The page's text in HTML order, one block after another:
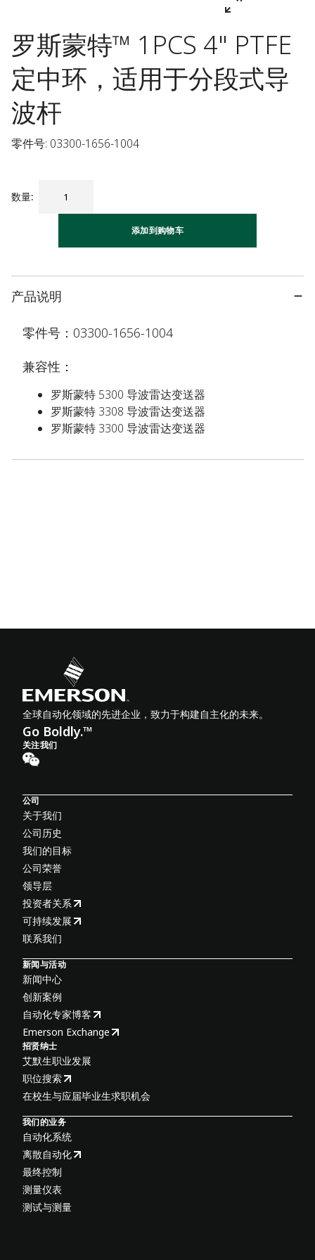
罗斯蒙特™ 1PCS 4" PTFE
定中环，适用于分段式导
波杆
零件号: 03300-1656-1004
数量:
添加到购物车
产品说明
零件号：03300-1656-1004
兼容性：
罗斯蒙特 5300 导波雷达变送器
罗斯蒙特 3308 导波雷达变送器
罗斯蒙特 3300 导波雷达变送器
全球自动化领域的先进企业，致力于构建自主化的未来。
Go Boldly.™
关注我们
公司
关于我们
公司历史
我们的目标
公司荣誉
领导层
投资者关系
可持续发展
联系我们
新闻与活动
新闻中心
创新案例
自动化专家博客
Emerson Exchange
招贤纳士
艾默生职业发展
职位搜索
在校生与应届毕业生求职机会
我们的业务
自动化系统
离散自动化
最终控制
测量仪表
测试与测量